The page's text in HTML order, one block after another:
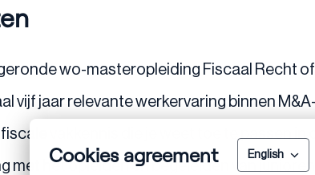
Cookies agreement English
wo-masteropleiding Fiscaal Recht
vijf jaar relevante werkervaring binnen
vakkennis die je weet toe te passen in
met het opleiden en begeleiden van